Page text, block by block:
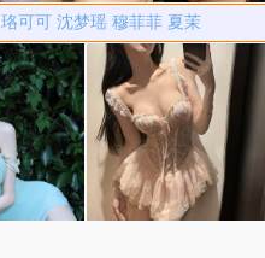
珞可可 沈梦瑶 穆菲菲 夏茉